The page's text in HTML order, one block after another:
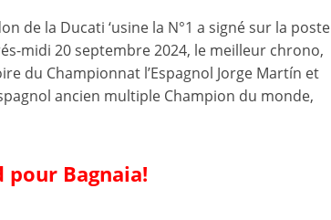
de la Ducati ‘usine la N°1 a signé sur la poste
midi 20 septembre 2024, le meilleur chrono,
du Championnat l’Espagnol Jorge Martín et
ancien multiple Champion du monde,
pour Bagnaia!